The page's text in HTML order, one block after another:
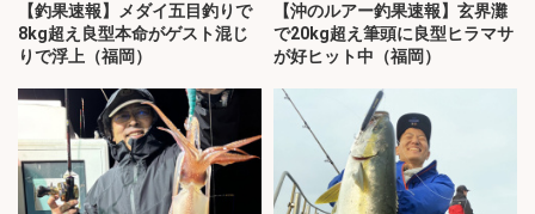
【釣果速報】メダイ五目釣りで
8kg超え良型本命がゲスト混じ
りで浮上（福岡）
【沖のルアー釣果速報】玄界灘
で20kg超え筆頭に良型ヒラマサ
が好ヒット中（福岡）